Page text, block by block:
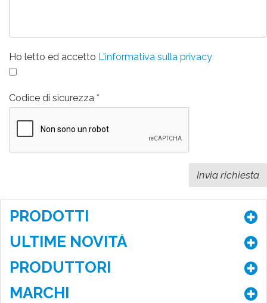
Ho letto ed accetto L'informativa sulla privacy
Codice di sicurezza
PRODOTTI
ULTIME NOVITÀ
PRODUTTORI
MARCHI